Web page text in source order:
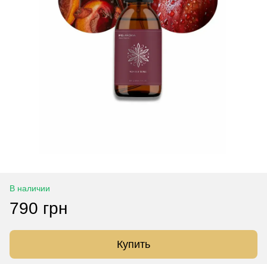
В наличии
790 грн
Купить